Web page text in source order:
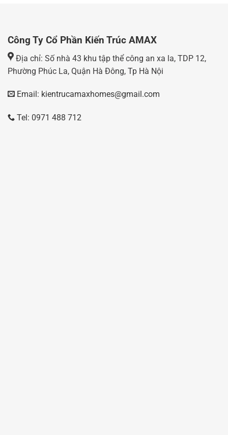
Công Ty Cổ Phần Kiến Trúc AMAX
Địa chỉ: Số nhà 43 khu tập thể công an xa la, TDP 12,
Phường Phúc La, Quận Hà Đông, Tp Hà Nội
Email: kientrucamaxhomes@gmail.com
Tel: 0971 488 712